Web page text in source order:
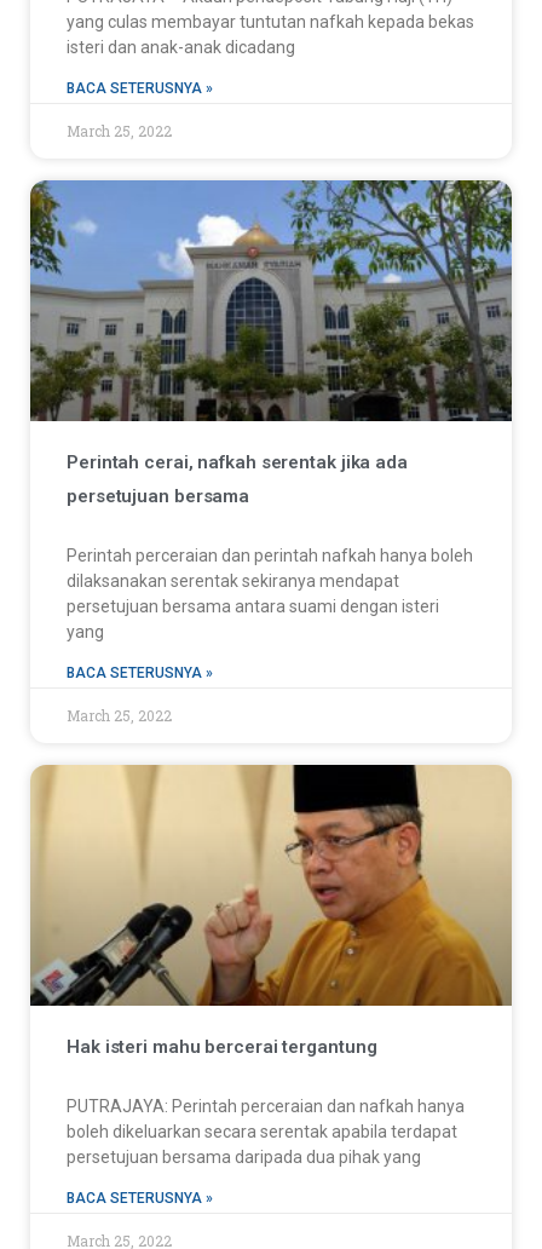
yang culas membayar tuntutan nafkah kepada bekas
isteri dan anak-anak dicadang
BACA SETERUSNYA »
March 25, 2022
Perintah cerai, nafkah serentak jika ada
persetujuan bersama
Perintah perceraian dan perintah nafkah hanya boleh
dilaksanakan serentak sekiranya mendapat
persetujuan bersama antara suami dengan isteri
yang
BACA SETERUSNYA »
March 25, 2022
Hak isteri mahu bercerai tergantung
PUTRAJAYA: Perintah perceraian dan nafkah hanya
boleh dikeluarkan secara serentak apabila terdapat
persetujuan bersama daripada dua pihak yang
BACA SETERUSNYA »
March 25, 2022